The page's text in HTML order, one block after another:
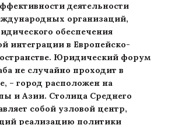
деятельности
организаций,
обеспечения
интеграции в Европейско-
Юридический форум
не случайно проходит в
– город расположен на
и Азии. Столица Среднего
собой узловой центр,
реализацию политики